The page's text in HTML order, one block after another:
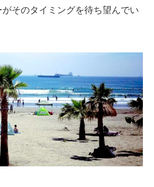
がそのタイミングを待ち望んでい